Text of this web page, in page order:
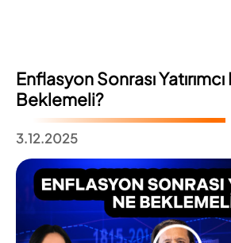
Enflasyon Sonrası Yatırımcı
Beklemeli?
3.12.2025